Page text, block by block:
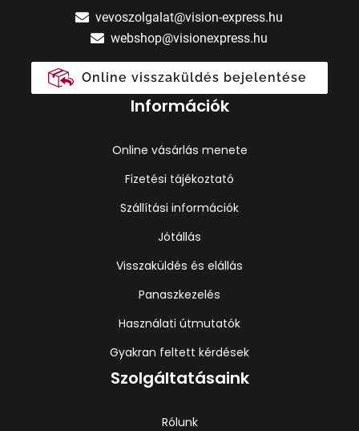
vevoszolgalat@vision-express.hu
webshop@visionexpress.hu
Online visszaküldés bejelentése
Információk
Online vásárlás menete
Fizetési tájékoztató
Szállítási információk
Jótállás
Visszaküldés és elállás
Panaszkezelés
Használati útmutatók
Gyakran feltett kérdések
Szolgáltatásaink
Rólunk